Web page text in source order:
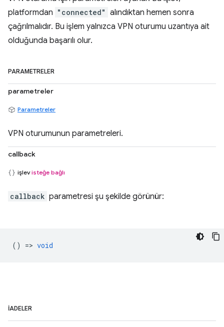
platformdan "connected" alındıktan hemen sonra
çağrılmalıdır. Bu işlem yalnızca VPN oturumu uzantıya ait
olduğunda başarılı olur.
PARAMETRELER
parametreler
Parametreler
VPN oturumunun parametreleri.
callback
işlevisteğe bağlı
callback parametresi şu şekilde görünür:
() => void
İADELER